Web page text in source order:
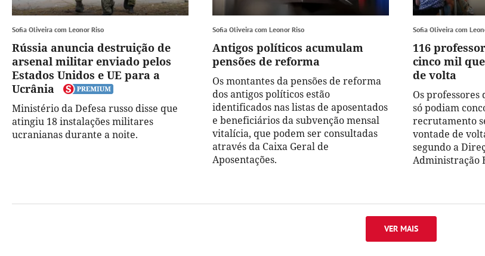
Sofia Oliveira com Leonor Riso
Rússia anuncia destruição de
arsenal militar enviado pelos
Estados Unidos e UE para a
Ucrânia
Ministério da Defesa russo disse que
atingiu 18 instalações militares
ucranianas durante a noite.
Sofia Oliveira com Leonor Riso
Antigos políticos acumulam
pensões de reforma
Os montantes da pensões de reforma
dos antigos políticos estão
identificados nas listas de aposentados
e beneficiários da subvenção mensal
vitalícia, que podem ser consultadas
através da Caixa Geral de
Aposentações.
Sofia Oliveira com
116
cinco mil
de volta
Os
só podiam
recrutamento
vontade de
segundo a
Administração
VER MAIS